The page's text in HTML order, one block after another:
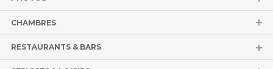
CHAMBRES
RESTAURANTS & BARS